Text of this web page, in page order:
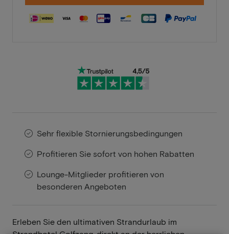
Sehr flexible Stornierungsbedingungen
Profitieren Sie sofort von hohen Rabatten
Lounge-Mitglieder profitieren von
besonderen Angeboten
Erleben Sie den ultimativen Strandurlaub im